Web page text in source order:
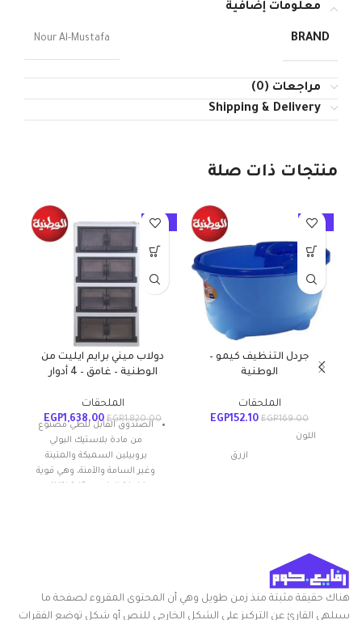
معلومات إضافية
BRAND
Nour Al-Mustafa
مراجعات (0)
Shipping & Delivery
منتجات ذات صلة
-10%
جردل التنظيف كيمو –
الوطنية
الملحقات
EGP169.00
EGP152.10
اللون
ازرق
أبعاد المنتج
الطول ×
العرض ×
الارتفاع
-10%
دولاب ميني برايم ايليت من
الوطنية – غامق – 4 أدوار
الملحقات
EGP1,820.00
EGP1,638.00
الصندوق القابل للطي مصنوع
من مادة بلاستيك البولي
بروبيلين السميكة والمتينة
وغير السامة والآمنة، وهي قوية
تصميم مبتكر مع فتحة في
هناك حقيقة مثبتة منذ زمن طويل وهي أن المحتوى المقروء لصفحة ما
سيلهي القارئ عن التركيز على الشكل الخارجي للنص أو شكل توضع الفقرات